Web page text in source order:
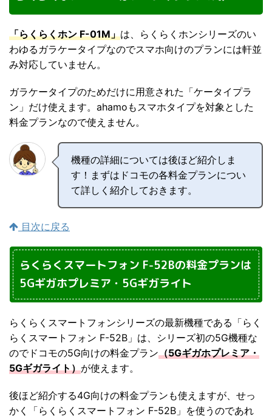
「らくらくホン F-01M」は、らくらくホンシリーズのい
わゆるガラケータイプなのでスマホ向けのプランには軒並
み対応していません。
ガラケータイプのためだけに用意された「ケータイプラ
ン」だけ使えます。ahamoもスマホタイプを対象とした
料金プランなので使えません。
機種の詳細については後ほど紹介しま
す！まずはドコモの各料金プランについ
て詳しく紹介しておきます。
目次に戻る
らくらくスマートフォン F-52Bの料金プランは
5Gギガホプレミア・5Gギガライト
らくらくスマートフォンシリーズの最新機種である「らく
らくスマートフォン F-52B」は、シリーズ初の5G機種な
のでドコモの5G向けの料金プラン（5Gギガホプレミア・
5Gギガライト）が使えます。
後ほど紹介する4G向けの料金プランも使えますが、せっ
かく「らくらくスマートフォン F-52B」を使うのであれ